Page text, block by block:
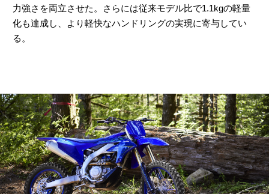
力強さを両立させた。さらには従来モデル比で1.1kgの軽量
化も達成し、より軽快なハンドリングの実現に寄与してい
る。